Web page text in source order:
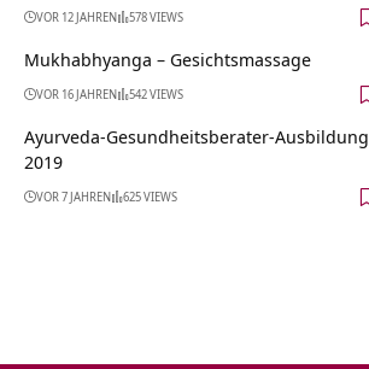
VOR 12 JAHREN 578 VIEWS
Mukhabhyanga – Gesichtsmassage
VOR 16 JAHREN 542 VIEWS
Ayurveda-Gesundheitsberater-Ausbildung
2019
VOR 7 JAHREN 625 VIEWS